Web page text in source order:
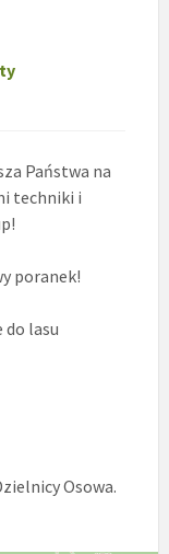
Państwa na
techniki i
poranek!
do lasu
Osowa.